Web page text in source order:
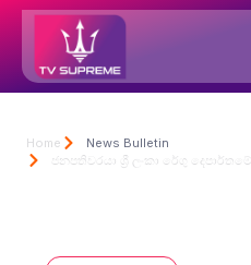
Home
News Bulletin
ජනපතිවරයා ශ්‍රී ලංකා රේගු